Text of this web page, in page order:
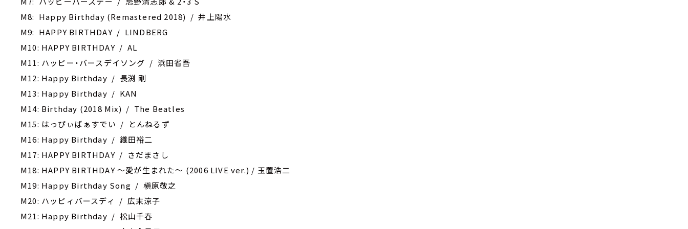
M8: Happy Birthday (Remastered 2018) / 井上陽水
M9: HAPPY BIRTHDAY / LINDBERG
M10: HAPPY BIRTHDAY / AL
M11: ハッピー・バースデイソング / 浜田省吾
M12: Happy Birthday / 長渕 剛
M13: Happy Birthday / KAN
M14: Birthday (2018 Mix) / The Beatles
M15: はっぴぃばぁすでい / とんねるず
M16: Happy Birthday / 織田裕二
M17: HAPPY BIRTHDAY / さだまさし
M18: HAPPY BIRTHDAY ～愛が生まれた～ (2006 LIVE ver.) / 玉置浩二
M19: Happy Birthday Song / 槇原敬之
M20: ハッピィバースディ / 広末涼子
M21: Happy Birthday / 松山千春